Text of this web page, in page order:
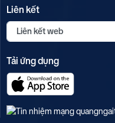
Liên kết
Tải ứng dụng